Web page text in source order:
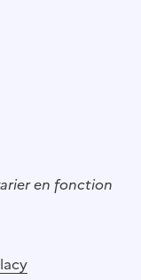
en fonction